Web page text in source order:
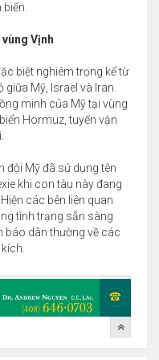
biển.
Vịnh
biệt nghiêm trọng kể từ
Mỹ, Israel và Iran.
minh của Mỹ tại vùng
Hormuz, tuyến vận
đội Mỹ đã sử dụng tên
khi con tàu này đang
các bên liên quan
tình trạng sẵn sàng
báo dân thường về các